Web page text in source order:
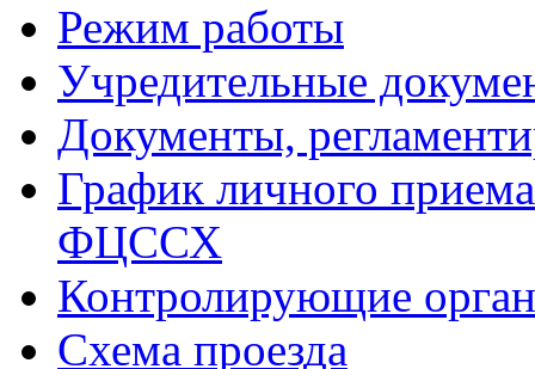
Режим работы
Учредительные
Документы,
График личного
ФЦССХ
Контролирующие
Схема проезда